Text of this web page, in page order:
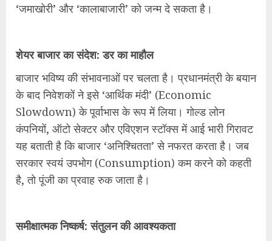
‘जमाखोरी’ और ‘कालाबाजारी’ को जन्म दे सकता है।
शेयर बाजार का संदेश: डर का माहौल
बाजार भविष्य की संभावनाओं पर चलता है। प्रधानमंत्री के बयान
के बाद निवेशकों ने इसे ‘आर्थिक मंदी’ (Economic
Slowdown) के पूर्वाभास के रूप में लिया। गोल्ड लोन
कंपनियों, ऑटो सेक्टर और एविएशन स्टॉक्स में आई भारी गिरावट
यह बताती है कि बाजार ‘अनिश्चितता’ से नफरत करता है। जब
सरकार स्वयं उपभोग (Consumption) कम करने को कहती
है, तो पूंजी का प्रवाह रुक जाता है।
समीक्षात्मक निष्कर्ष: संतुलन की आवश्यकता